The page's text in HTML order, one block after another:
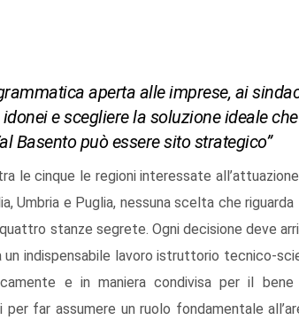
aperta alle imprese, ai
e scegliere la soluzione ideale
Basento può essere sito strategico”
le cinque le regioni interessate
Umbria e Puglia, nessuna scelta che riguarda
stanze segrete. Ogni decisione deve
indispensabile lavoro istruttorio tecnico-
e in maniera condivisa per il bene
far assumere un ruolo fondamentale